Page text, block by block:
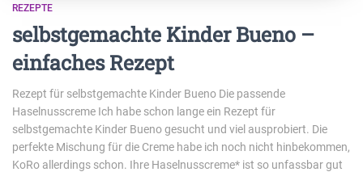
REZEPTE
selbstgemachte Kinder Bueno –
einfaches Rezept
Rezept für selbstgemachte Kinder Bueno Die passende
Haselnusscreme Ich habe schon lange ein Rezept für
selbstgemachte Kinder Bueno gesucht und viel ausprobiert. Die
perfekte Mischung für die Creme habe ich noch nicht hinbekommen,
KoRo allerdings schon. Ihre Haselnusscreme* ist so unfassbar gut